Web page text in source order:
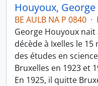
Houyoux, George
BE AULB NA P 0840 ·
George Houyoux
décède à Ixelles le
des études en
Bruxelles en 1923 et
En 1925, il quitte